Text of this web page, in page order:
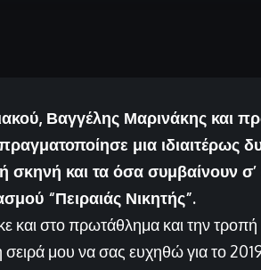
Βαγγέλης Μαρινάκης και
μια
σκηνή και τα όσα συμβαίνουν
“Πειραιάς Νικητής”.
και στο πρωτάθλημα και την τροπή
μου να σας ευχηθώ για το